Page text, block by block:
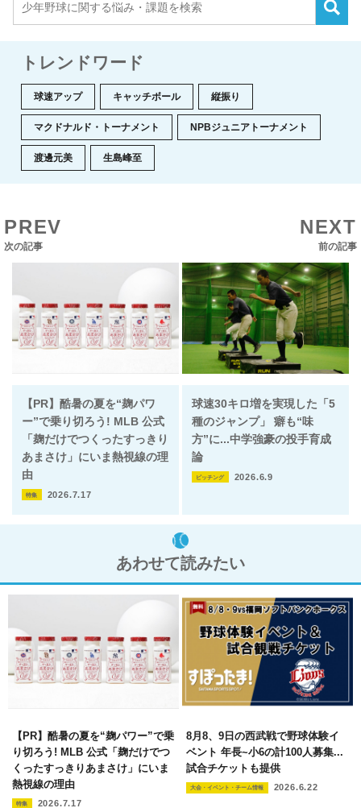
トレンドワード
球速アップ キャッチボール 縦振り
マクドナルド・トーナメント NPBジュニアトーナメント
渡邊元美 生島峰至
PREV
次の記事
NEXT
前の記事
【PR】酷暑の夏を“麹パワ
ー”で乗り切ろう! MLB 公式
「麹だけでつくったすっきり
あまさけ」にいま熱視線の理
由
特集 2026.7.17
球速30キロ増を実現した「5
種のジャンプ」 癖も“味
方”に...中学強豪の投手育成
論
ピッチング 2026.6.9
あわせて読みたい
【PR】酷暑の夏を“麹パワー”で乗
り切ろう! MLB 公式「麹だけでつ
くったすっきりあまさけ」にいま
熱視線の理由
特集 2026.7.17
8月8、9日の西武戦で野球体験イ
ベント 年長~小6の計100人募集...
試合チケットも提供
大会・イベント・チーム情報 2026.6.22